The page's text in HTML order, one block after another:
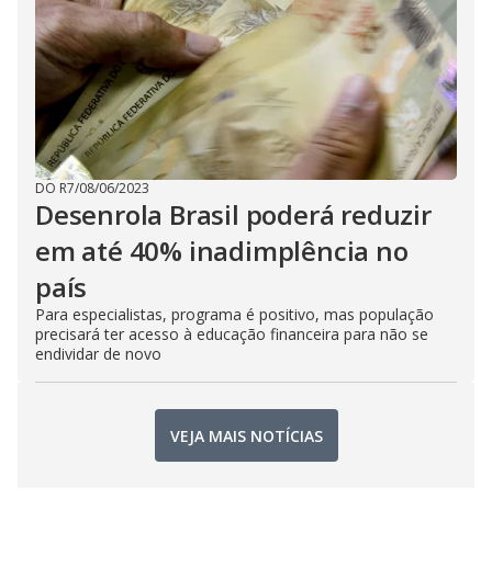
DO R7/08/06/2023
Desenrola Brasil poderá reduzir
em até 40% inadimplência no
país
Para especialistas, programa é positivo, mas população
precisará ter acesso à educação financeira para não se
endividar de novo
VEJA MAIS NOTÍCIAS